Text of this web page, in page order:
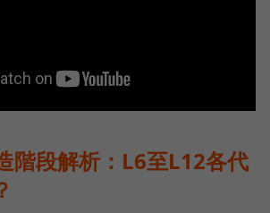
階段解析：L6至L12各代